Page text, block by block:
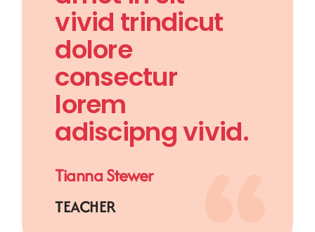
vivid trindicut
dolore
consectur
lorem
adiscipng vivid.
Tianna Stewer
TEACHER